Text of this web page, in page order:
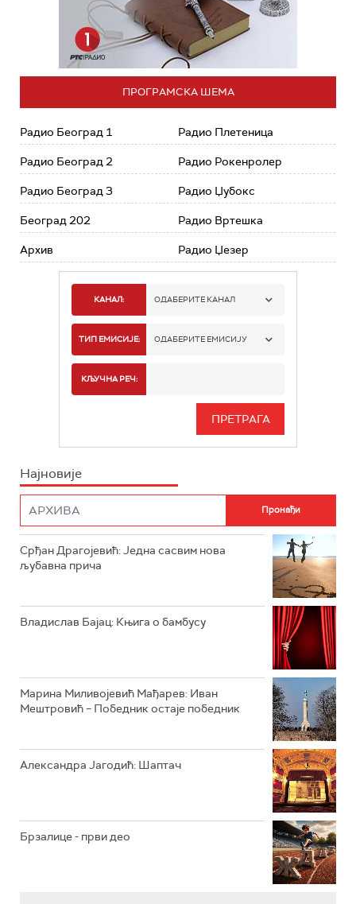
ПРОГРАМСКА ШЕМА
Радио Београд 1
Радио Београд 2
Радио Београд 3
Београд 202
Архив
Радио Плетеница
Радио Рокенролер
Радио Џубокс
Радио Вртешка
Радио Џезер
КАНАЛ: ОДАБЕРИТЕ КАНАЛ
РАДИО БЕОГРАД 1
РАДИО БЕОГРАД 3
РАДИО РОКЕНРОЛЕР
РАДИО ЏЕЗЕР
ТИП ЕМИСИЈЕ: ОДАБЕРИТЕ ЕМИСИЈУ
ИНФО
КЉУЧНА РЕЧ:
Најновије
Срђан Драгојевић: Једна сасвим нова
љубавна прича
Владислав Бајац: Књига о бамбусу
Марина Миливојевић Мађарев: Иван
Мештровић – Победник остаје победник
Александра Јагодић: Шаптач
Брзалице - први део